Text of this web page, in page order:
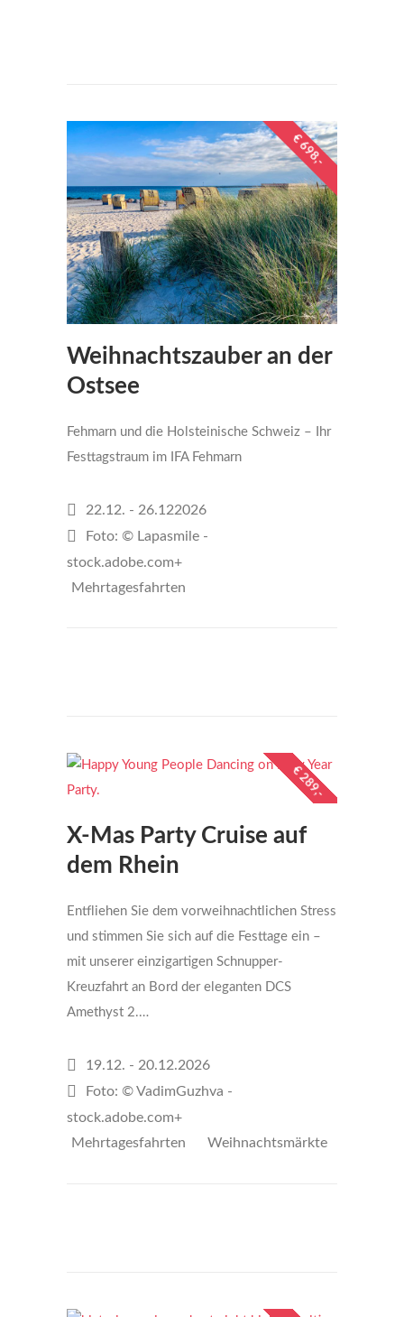
€ 698,-
Weihnachtszauber an der
Ostsee
Fehmarn und die Holsteinische Schweiz – Ihr
Festtagstraum im IFA Fehmarn
22.12. - 26.122026
Foto: © Lapasmile -
stock.adobe.com+
Mehrtagesfahrten
€ 289,-
X-Mas Party Cruise auf
dem Rhein
Entfliehen Sie dem vorweihnachtlichen Stress
und stimmen Sie sich auf die Festtage ein –
mit unserer einzigartigen Schnupper-
Kreuzfahrt an Bord der eleganten DCS
Amethyst 2.…
19.12. - 20.12.2026
Foto: © VadimGuzhva -
stock.adobe.com+
Mehrtagesfahrten
Weihnachtsmärkte